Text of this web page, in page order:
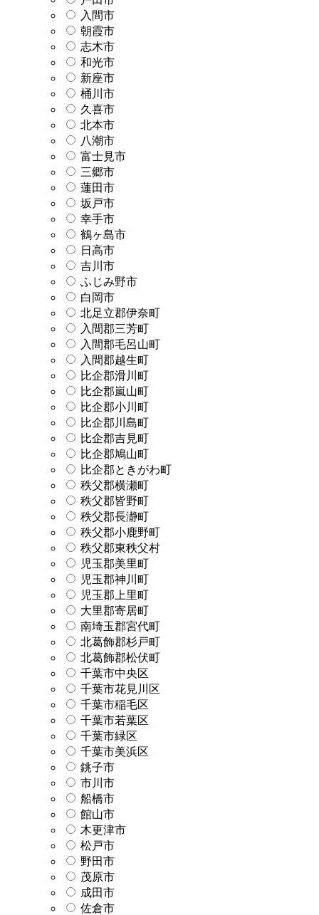
入間市
朝霞市
志木市
和光市
新座市
桶川市
久喜市
北本市
八潮市
富士見市
三郷市
蓮田市
坂戸市
幸手市
鶴ヶ島市
日高市
吉川市
ふじみ野市
白岡市
北足立郡伊奈町
入間郡三芳町
入間郡毛呂山町
入間郡越生町
比企郡滑川町
比企郡嵐山町
比企郡小川町
比企郡川島町
比企郡吉見町
比企郡鳩山町
比企郡ときがわ町
秩父郡横瀬町
秩父郡皆野町
秩父郡長瀞町
秩父郡小鹿野町
秩父郡東秩父村
児玉郡美里町
児玉郡神川町
児玉郡上里町
大里郡寄居町
南埼玉郡宮代町
北葛飾郡杉戸町
北葛飾郡松伏町
千葉市中央区
千葉市花見川区
千葉市稲毛区
千葉市若葉区
千葉市緑区
千葉市美浜区
銚子市
市川市
船橋市
館山市
木更津市
松戸市
野田市
茂原市
成田市
佐倉市